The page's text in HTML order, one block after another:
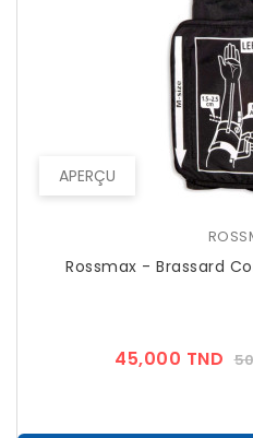
APERÇU
Rossmax - Brassard
45,000 TND